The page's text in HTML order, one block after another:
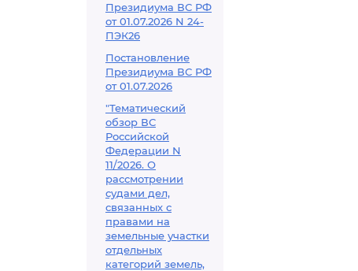
Президиума ВС РФ
от 01.07.2026 N 24-
ПЭК26
Постановление
Президиума ВС РФ
от 01.07.2026
"Тематический
обзор ВС
Российской
Федерации N
11/2026. О
рассмотрении
судами дел,
связанных с
правами на
земельные участки
отдельных
категорий земель,